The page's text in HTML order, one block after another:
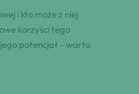
i kto może z niej
korzyści tego
potencjał - warto